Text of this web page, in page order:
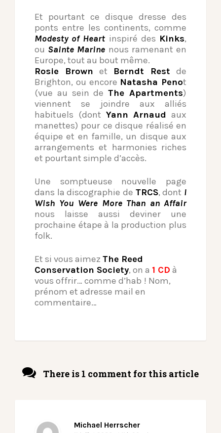
Et pourtant ce disque dresse des
ponts entre les continents, comme
Modesty of Heart inspiré des Kinks,
ou Sainte Marine nous ramenant en
Europe, tout au bout même.
Rosie Brown et Berndt Rest de
Brighton, ou encore Natasha Penot
(vue au sein deThe Apartments)
viennent se joindre aux alliés
habituels (dont Yann Arnaud aux
manettes) pour ce disque réalisé en
équipe et en famille, un disque aux
arrangements et harmonies riches
et pourtant simple d’accès.
Une somptueuse nouvelle page
dans la discographie de TRCS, dont I
Wish You Were More Than an Affair
nous laisse aussi deviner une
prochaine étape à la production plus
folk.
Et si vous aimez The Reed
Conservation Society, on a 1 CD à
vous offrir… comme d’hab ! Nom,
prénom et adresse mail en
commentaire…
There is 1 comment for this article
Michael Herrscher